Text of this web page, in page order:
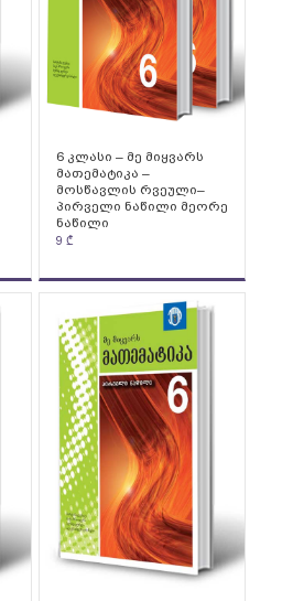
6 კლასი – მე მიყვარს
მათემატიკა –
მოსწავლის რვეული–
პირველი ნაწილი მეორე
ნაწილი
9 ₾